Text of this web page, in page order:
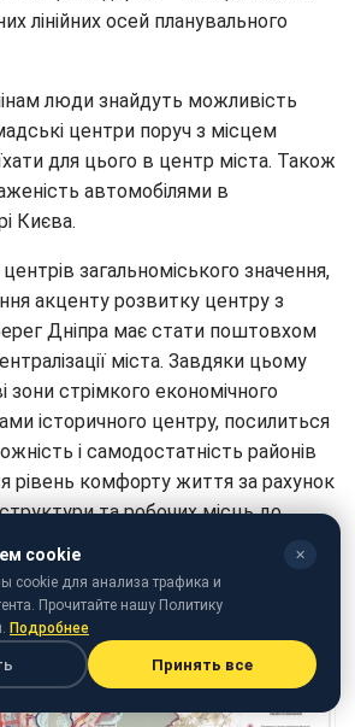
лінійних осей планувального
люди знайдуть можливість
центри поруч з місцем
для цього в центр міста. Також
автомобілями в
Києва.
загальноміського значення,
акценту розвитку центру з
Дніпра має стати поштовхом
міста. Завдяки цьому
стрімкого економічного
історичного центру, посилиться
і самодостатність районів
рівень комфорту життя за рахунок
та робочих місць до
(ініціатива "Центр поруч з
навантаження на історичний
повідомленні.
cookie ✕
cookie для анализа трафика и
Прочитайте нашу Политику
Подробнее
Принять все